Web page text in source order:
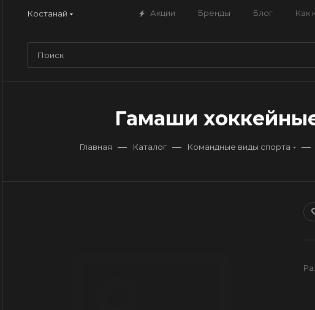
Костанай Акции Бренды Блог Как
Гамаши
Главная — Каталог — Командные виды спорта —